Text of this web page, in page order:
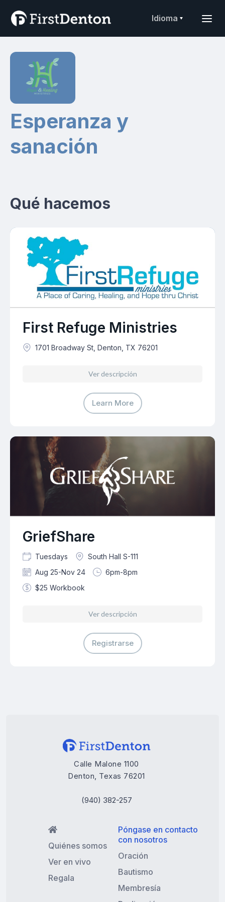
Idioma
Esperanza y
sanación
Qué hacemos
First Refuge Ministries
1701 Broadway St, Denton, TX 76201
Ver descripción
Learn More
GriefShare
Tuesdays
South Hall S-111
Aug 25-Nov 24
6pm-8pm
$25 Workbook
Ver descripción
Registrarse
Calle Malone 1100
Denton, Texas 76201
(940) 382-257

Quiénes somos
Ver en vivo
Regala
Póngase en contacto
con nosotros
Oración
Bautismo
Membresía